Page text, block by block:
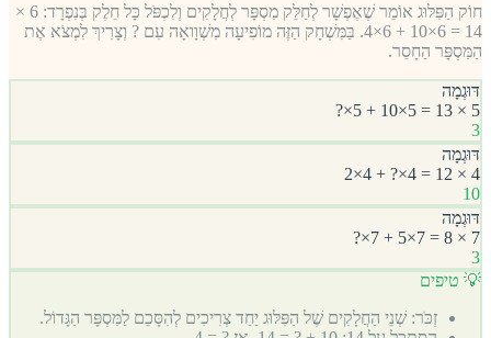
חוֹק הַפִּלּוּג אוֹמֵר שֶׁאֶפְשָׁר לְחַלֵּק מִסְפָּר לְחֲלָקִים וְלִכְפֹּל כָּל חֵלֶק בְּנִפְרָד: 6 ×
14 = 6×10 + 6×4. בַּמִּשְׁחָק הַזֶּה מוֹפִיעָה מִשְׁוָואָה עִם ? וְצָרִיךְ לִמְצֹא אֶת
הַמִּסְפָּר הַחָסֵר.
דּוּגְמָה
5 × 13 = 5×10 + 5×?
3
דּוּגְמָה
4 × 12 = 4×? + 4×2
10
דּוּגְמָה
7 × 8 = 7×5 + 7×?
3
💡 טיפים
זְכֹּר: שְׁנֵי הַחֲלָקִים שֶׁל הַפִּלּוּג יַחַד צְרִיכִים לְהִסָּכֵם לַמִּסְפָּר הַגָּדוֹל.